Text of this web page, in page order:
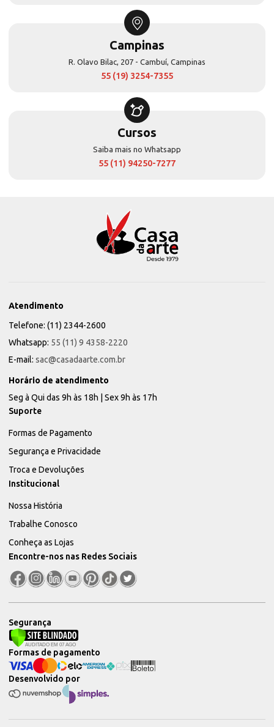
Campinas
R. Olavo Bilac, 207 - Cambuí, Campinas
55 (19) 3254-7355
Cursos
Saiba mais no Whatsapp
55 (11) 94250-7277
Atendimento
Telefone: (11) 2344-2600
Whatsapp: 55 (11) 9 4358-2220
E-mail: sac@casadaarte.com.br
Horário de atendimento
Seg à Qui das 9h às 18h | Sex 9h às 17h
Suporte
Formas de Pagamento
Segurança e Privacidade
Troca e Devoluções
Institucional
Nossa História
Trabalhe Conosco
Conheça as Lojas
Encontre-nos nas Redes Sociais
Segurança
Desenvolvido por
Formas de pagamento